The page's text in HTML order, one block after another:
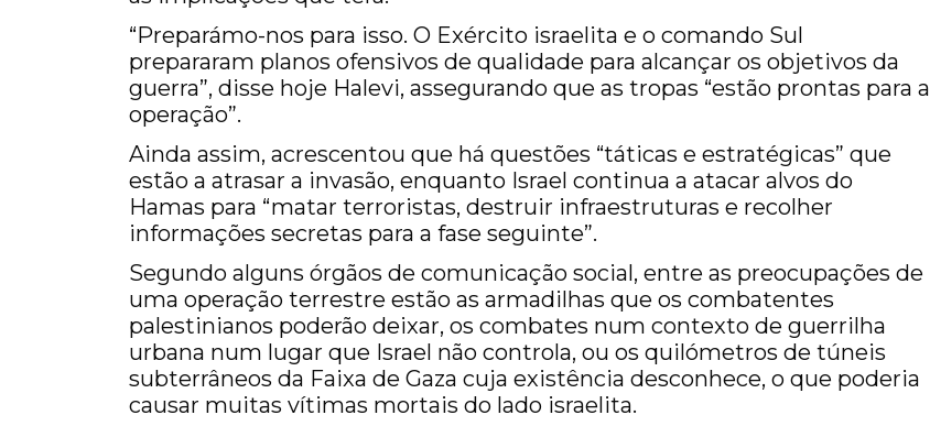
“Preparámo-nos para isso. O Exército israelita e o comando Sul
prepararam planos ofensivos de qualidade para alcançar os objetivos da
guerra”, disse hoje Halevi, assegurando que as tropas “estão prontas para a
operação”.
Ainda assim, acrescentou que há questões “táticas e estratégicas” que
estão a atrasar a invasão, enquanto Israel continua a atacar alvos do
Hamas para “matar terroristas, destruir infraestruturas e recolher
informações secretas para a fase seguinte”.
Segundo alguns órgãos de comunicação social, entre as preocupações de
uma operação terrestre estão as armadilhas que os combatentes
palestinianos poderão deixar, os combates num contexto de guerrilha
urbana num lugar que Israel não controla, ou os quilómetros de túneis
subterrâneos da Faixa de Gaza cuja existência desconhece, o que poderia
causar muitas vítimas mortais do lado israelita.